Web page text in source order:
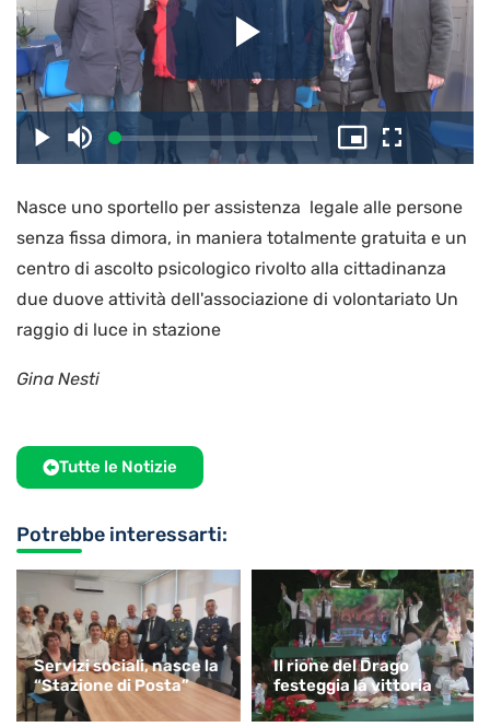
il
video
PlayDisattiva
l’audio
Caricato:
3.50%
Picture-
in-
Schermo
intero
Nasce uno sportello per assistenza legale alle persone
senza fissa dimora, in maniera totalmente gratuita e un
centro di ascolto psicologico rivolto alla cittadinanza
due duove attività dell'associazione di volontariato Un
raggio di luce in stazione
Gina Nesti
Tutte le Notizie
Potrebbe interessarti:
Servizi sociali, nasce la
“Stazione di Posta”
Il rione del Drago
festeggia la vittoria